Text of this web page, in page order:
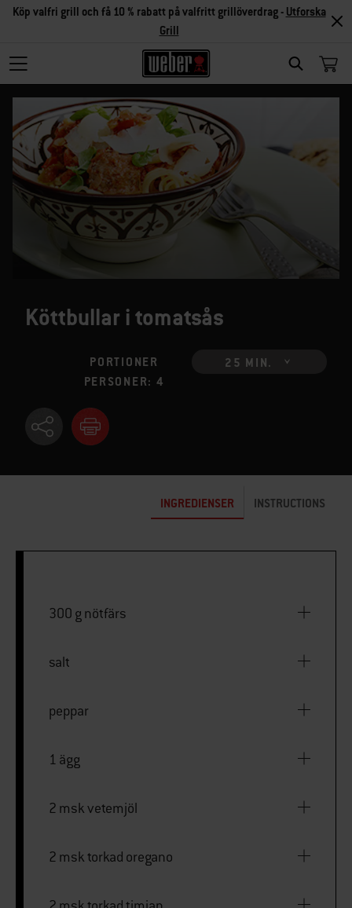
SEARCH
Köp valfri grill och få 10 % rabatt på valfritt grillöverdrag - Utforska
Grill
Köttbullar i tomatsås
PORTIONER
PERSONER: 4
25 MIN.
INGREDIENSER INSTRUCTIONS
300 g nötfärs
salt
peppar
1 ägg
2 msk vetemjöl
2 msk torkad oregano